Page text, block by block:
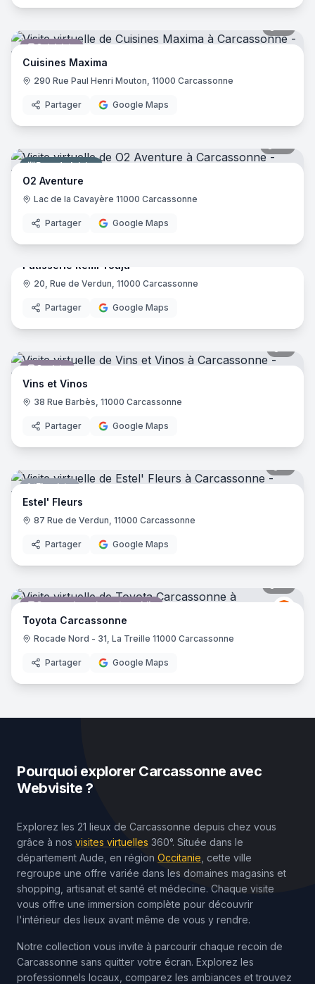
Cuisiniste
Cuisines Maxima
290 Rue Paul Henri Mouton, 11000 Carcassonne
Partager Google Maps
Parc de loisirs
O2 Aventure
Lac de la Cavayère 11000 Carcassonne
Partager Google Maps
Boulangerie
Pâtisserie Rémi Touja
20, Rue de Verdun, 11000 Carcassonne
Partager Google Maps
Caviste
Vins et Vinos
38 Rue Barbès, 11000 Carcassonne
Partager Google Maps
Fleuriste
Estel' Fleurs
87 Rue de Verdun, 11000 Carcassonne
Partager Google Maps
Concessionnaire automobile
Toyota Carcassonne
Rocade Nord - 31, La Treille 11000 Carcassonne
Partager Google Maps
Pourquoi explorer Carcassonne avec
Webvisite ?
Explorez les 21 lieux de Carcassonne depuis chez vous
grâce à nos visites virtuelles 360°. Située dans le
département Aude, en région Occitanie , cette ville
regroupe une offre variée dans les domaines magasins et
shopping, artisanat et santé et médecine. Chaque visite
vous offre une immersion complète pour découvrir
l'intérieur des lieux avant même de vous y rendre.
Notre collection vous invite à parcourir chaque recoin de
Carcassonne sans quitter votre écran. Explorez les
professionnels locaux, comparez les ambiances et trouvez